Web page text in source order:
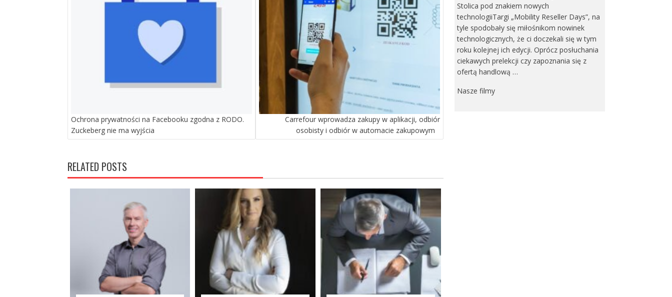
Ochrona prywatności na Facebooku zgodna z RODO.
Zuckeberg nie ma wyjścia
Carrefour wprowadza zakupy w aplikacji, odbiór
osobisty i odbiór w automacie zakupowym
RELATED POSTS
Stolica pod znakiem nowych
technologiiTargi „Mobility Reseller Days”, na
tyle spodobały się miłośnikom nowinek
technologicznych, że ci doczekali się w tym
roku kolejnej ich edycji. Oprócz posłuchania
ciekawych prelekcji czy zapoznania się z
ofertą handlową …
Nasze filmy